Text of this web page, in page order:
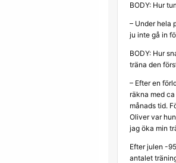
BODY: Hur
– Under hela
ju inte gå in
BODY: Hur
träna den
– Efter en
räkna med
månads tid.
Oliver var
jag öka min
Efter julen -
antalet